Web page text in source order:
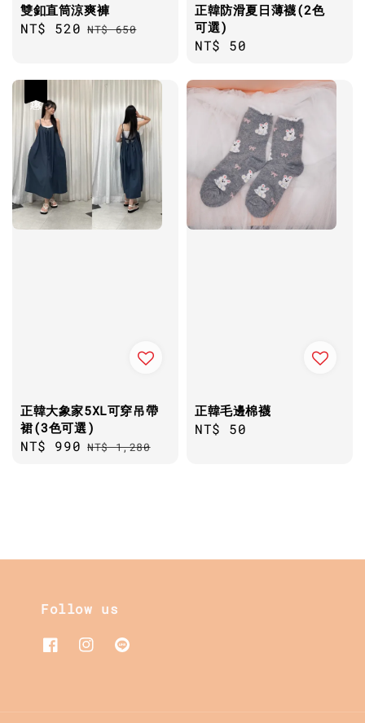
雙釦直筒涼爽褲
Sale
NT$ 520 Regular
NT$ 650
正韓防滑夏日薄襪(2色
可選)
Regular
NT$ 50
正韓大象家5XL可穿吊帶
裙(3色可選)
Sale
NT$ 990 Regular
NT$ 1,280
正韓毛邊棉襪
Regular
NT$ 50
Follow us